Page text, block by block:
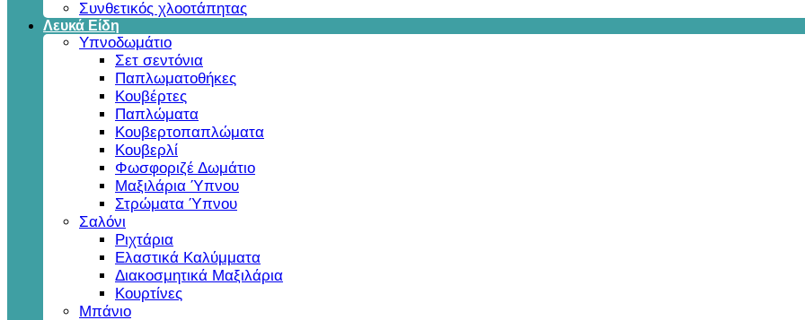
Συνθετικός χλοοτάπητας
Λευκά Είδη
Υπνοδωμάτιο
Σετ σεντόνια
Παπλωματοθήκες
Κουβέρτες
Παπλώματα
Κουβερτοπαπλώματα
Κουβερλί
Φωσφοριζέ Δωμάτιο
Μαξιλάρια Ύπνου
Στρώματα Ύπνου
Σαλόνι
Ριχτάρια
Ελαστικά Καλύμματα
Διακοσμητικά Μαξιλάρια
Κουρτίνες
Μπάνιο